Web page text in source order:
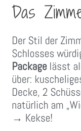
Das
Der Stil der
Schlosses
Package lässt
über:
Decke, 2
natürlich am
→ Kekse!